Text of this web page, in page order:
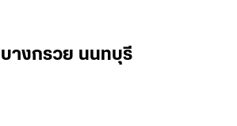
างกรวย นนทบุรี